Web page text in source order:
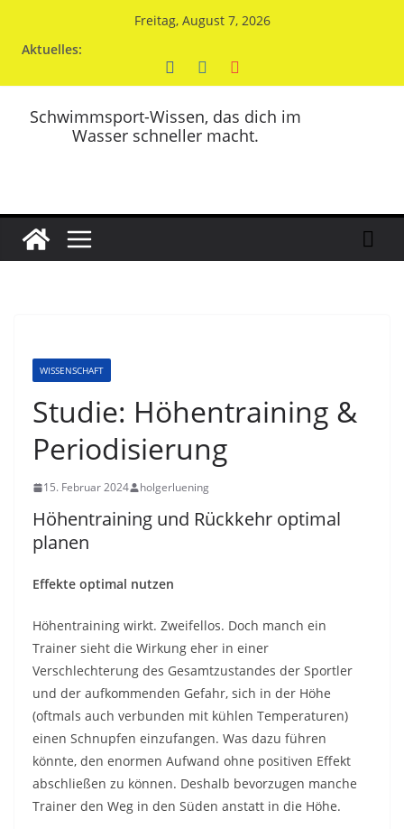
Freitag, August 7, 2026
Aktuelles:
Schwimmsport-Wissen, das dich im
Wasser schneller macht.
WISSENSCHAFT
Studie: Höhentraining &
Periodisierung
15. Februar 2024 holgerluening
Höhentraining und Rückkehr optimal
planen
Effekte optimal nutzen
Höhentraining wirkt. Zweifellos. Doch manch ein
Trainer sieht die Wirkung eher in einer
Verschlechterung des Gesamtzustandes der Sportler
und der aufkommenden Gefahr, sich in der Höhe
(oftmals auch verbunden mit kühlen Temperaturen)
einen Schnupfen einzufangen. Was dazu führen
könnte, den enormen Aufwand ohne positiven Effekt
abschließen zu können. Deshalb bevorzugen manche
Trainer den Weg in den Süden anstatt in die Höhe.